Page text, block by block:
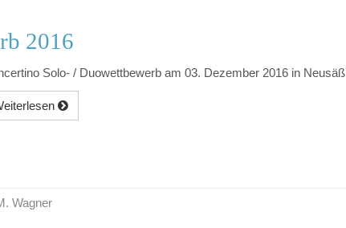
2016
Solo- / Duowettbewerb am 03. Dezember 2016 in Neusäß
Wagner